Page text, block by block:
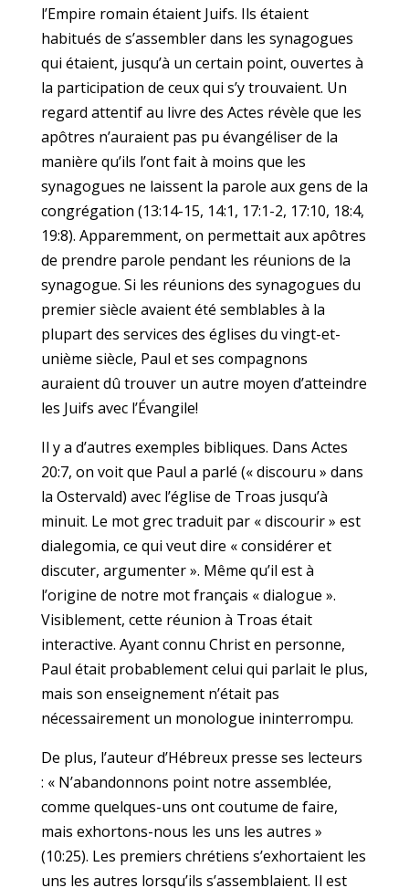
l’Empire romain étaient Juifs. Ils étaient
habitués de s’assembler dans les synagogues
qui étaient, jusqu’à un certain point, ouvertes à
la participation de ceux qui s’y trouvaient. Un
regard attentif au livre des Actes révèle que les
apôtres n’auraient pas pu évangéliser de la
manière qu’ils l’ont fait à moins que les
synagogues ne laissent la parole aux gens de la
congrégation (13:14-15, 14:1, 17:1-2, 17:10, 18:4,
19:8). Apparemment, on permettait aux apôtres
de prendre parole pendant les réunions de la
synagogue. Si les réunions des synagogues du
premier siècle avaient été semblables à la
plupart des services des églises du vingt-et-
unième siècle, Paul et ses compagnons
auraient dû trouver un autre moyen d’atteindre
les Juifs avec l’Évangile!
Il y a d’autres exemples bibliques. Dans Actes
20:7, on voit que Paul a parlé (« discouru » dans
la Ostervald) avec l’église de Troas jusqu’à
minuit. Le mot grec traduit par « discourir » est
dialegomia, ce qui veut dire « considérer et
discuter, argumenter ». Même qu’il est à
l’origine de notre mot français « dialogue ».
Visiblement, cette réunion à Troas était
interactive. Ayant connu Christ en personne,
Paul était probablement celui qui parlait le plus,
mais son enseignement n’était pas
nécessairement un monologue ininterrompu.
De plus, l’auteur d’Hébreux presse ses lecteurs
: « N’abandonnons point notre assemblée,
comme quelques-uns ont coutume de faire,
mais exhortons-nous les uns les autres »
(10:25). Les premiers chrétiens s’exhortaient les
uns les autres lorsqu’ils s’assemblaient. Il est